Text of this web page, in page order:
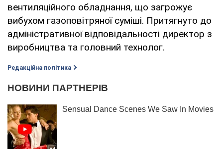
вентиляційного обладнання, що загрожує
вибухом газоповітряної суміші. Притягнуто до
адміністративної відповідальності директор з
виробництва та головний технолог.
Редакційна політика